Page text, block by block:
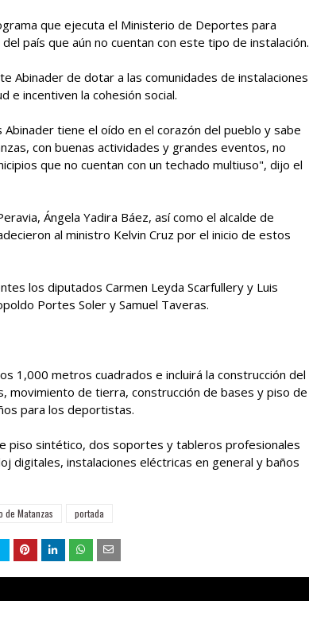
que ejecuta el Ministerio de Deportes para
país que aún no cuentan con este tipo de instalación.
Abinader de dotar a las comunidades de instalaciones
e incentiven la cohesión social.
tiene el oído en el corazón del pueblo y sabe
con buenas actividades y grandes eventos, no
que no cuentan con un techado multiuso", dijo el
Ángela Yadira Báez, así como el alcalde de
al ministro Kelvin Cruz por el inicio de estos
los diputados Carmen Leyda Scarfullery y Luis
Portes Soler y Samuel Taveras.
1,000 metros cuadrados e incluirá la construcción del
movimiento de tierra, construcción de bases y piso de
para los deportistas.
piso sintético, dos soportes y tableros profesionales
digitales, instalaciones eléctricas en general y baños
de Matanzas portada